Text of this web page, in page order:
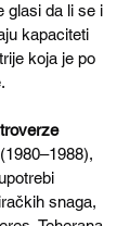
glasi da li se i
kapaciteti
koja je po
snaga,